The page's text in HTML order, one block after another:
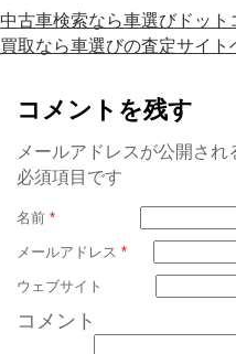
中古車検索なら車選びドット
買取なら車選びの査定サイト
コメントを残す
メールアドレスが公開さ
必須項目です
名前 *
メールアドレス *
ウェブサイト
コメント